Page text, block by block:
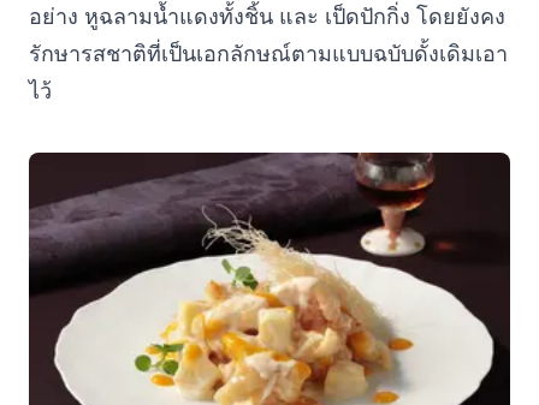
อย่าง หูฉลามน้ำแดงทั้งชิ้น และ เป็ดปักกิ่ง โดยยังคง
รักษารสชาติที่เป็นเอกลักษณ์ตามแบบฉบับดั้งเดิมเอา
ไว้